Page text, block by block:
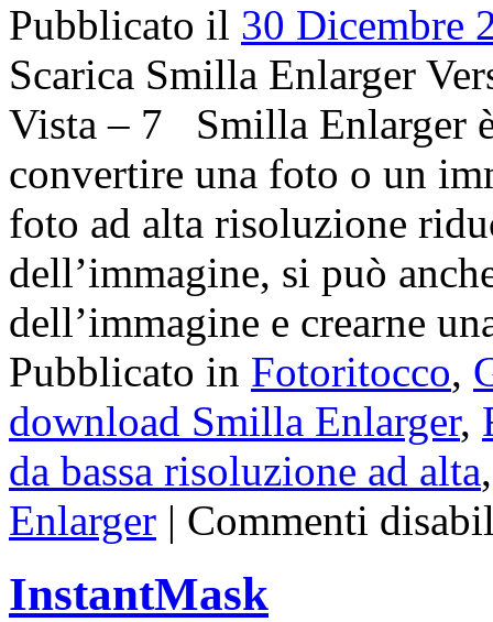
Pubblicato il 30 Dicembre
Scarica Smilla Enlarger
Vista – 7 Smilla Enlarger
convertire una foto o un
foto ad alta risoluzione
dell’immagine, si può
dell’immagine e crearne
Pubblicato in Fotoritocco,
download Smilla Enlarger,
da bassa risoluzione ad alta
Enlarger | Commenti
InstantMask